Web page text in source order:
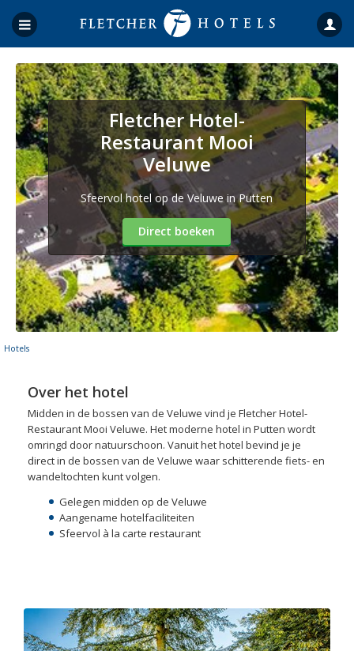
Fletcher Hotel-
Restaurant Mooi
Veluwe
Sfeervol hotel op de Veluwe in Putten
Direct boeken
Hotels
Over het hotel
Midden in de bossen van de Veluwe vind je Fletcher Hotel-
Restaurant Mooi Veluwe. Het moderne hotel in Putten wordt
omringd door natuurschoon. Vanuit het hotel bevind je je
direct in de bossen van de Veluwe waar schitterende fiets- en
wandeltochten kunt volgen.
Gelegen midden op de Veluwe
Aangename hotelfaciliteiten
Sfeervol à la carte restaurant